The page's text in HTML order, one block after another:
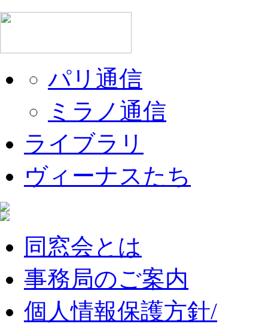
パリ通信
ミラノ通信
ライブラリ
ヴィーナスたち
同窓会とは
事務局のご案内
個人情報保護方針/